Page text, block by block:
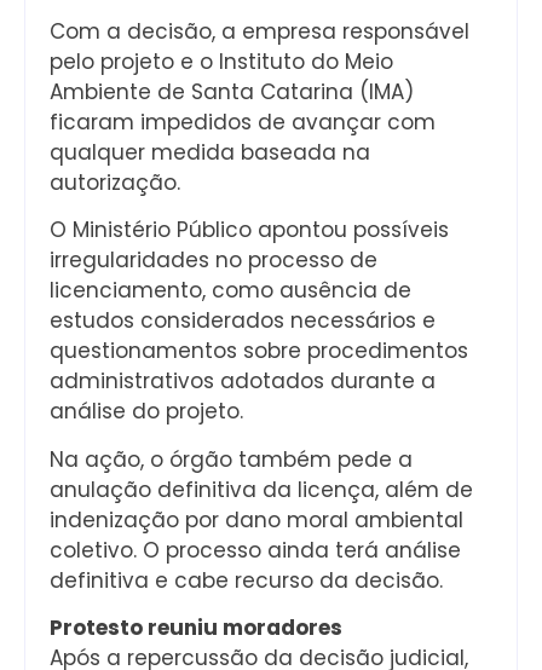
Com a decisão, a empresa responsável
pelo projeto e o Instituto do Meio
Ambiente de Santa Catarina (IMA)
ficaram impedidos de avançar com
qualquer medida baseada na
autorização.
O Ministério Público apontou possíveis
irregularidades no processo de
licenciamento, como ausência de
estudos considerados necessários e
questionamentos sobre procedimentos
administrativos adotados durante a
análise do projeto.
Na ação, o órgão também pede a
anulação definitiva da licença, além de
indenização por dano moral ambiental
coletivo. O processo ainda terá análise
definitiva e cabe recurso da decisão.
Protesto reuniu moradores
Após a repercussão da decisão judicial,